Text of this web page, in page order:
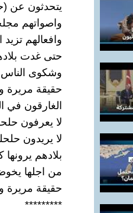
يتحدثون عن
واصواتهم
وافعالهم
حتى غدت
وشكوى الناس
حقيقة مريرة
الغارقون في
لا يعرفون
لا يريدون
بلادهم يرونها
من اجلها
حقيقة مريرة
*********